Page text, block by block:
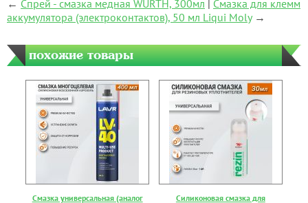
← Спрей - смазка медная WURTH, 300мл
Смазка для клемм
аккумулятора (электроконтактов), 50 мл Liqui Moly→
похожие товары
Смазка универсальная (аналог
Силиконовая смазка для